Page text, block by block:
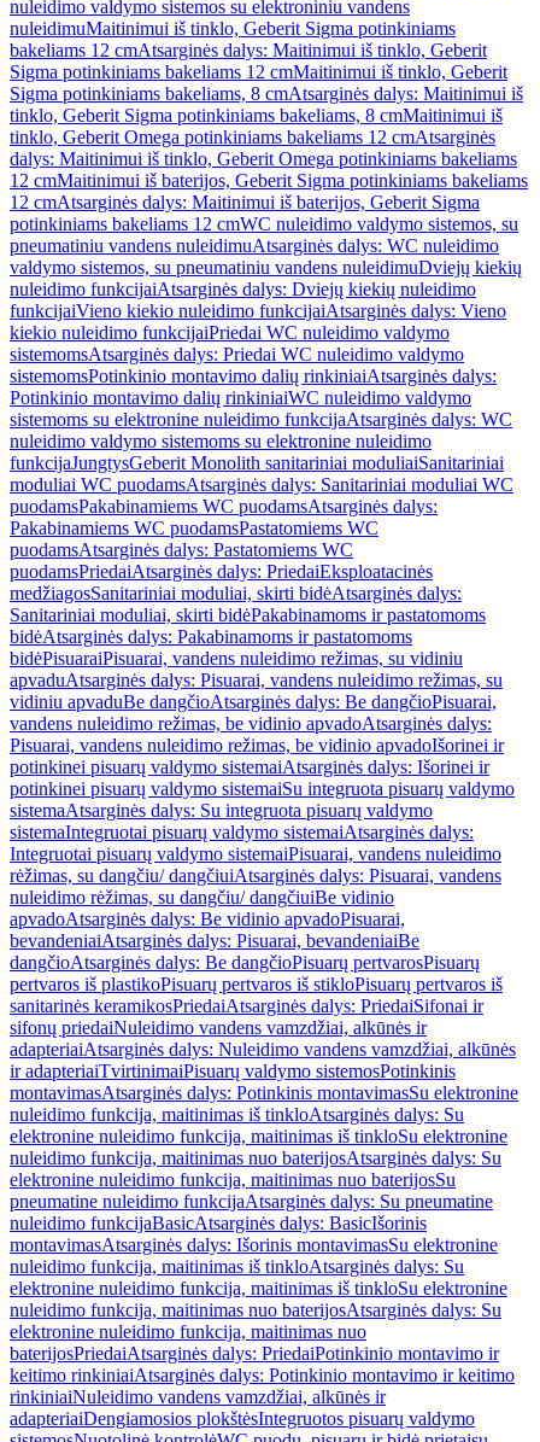
nuleidimo valdymo sistemos su elektroniniu vandens
nuleidimuMaitinimui iš tinklo, Geberit Sigma potinkiniams
bakeliams 12 cmAtsarginės dalys: Maitinimui iš tinklo, Geberit
Sigma potinkiniams bakeliams 12 cmMaitinimui iš tinklo, Geberit
Sigma potinkiniams bakeliams, 8 cmAtsarginės dalys: Maitinimui iš
tinklo, Geberit Sigma potinkiniams bakeliams, 8 cmMaitinimui iš
tinklo, Geberit Omega potinkiniams bakeliams 12 cmAtsarginės
dalys: Maitinimui iš tinklo, Geberit Omega potinkiniams bakeliams
12 cmMaitinimui iš baterijos, Geberit Sigma potinkiniams bakeliams
12 cmAtsarginės dalys: Maitinimui iš baterijos, Geberit Sigma
potinkiniams bakeliams 12 cmWC nuleidimo valdymo sistemos, su
pneumatiniu vandens nuleidimuAtsarginės dalys: WC nuleidimo
valdymo sistemos, su pneumatiniu vandens nuleidimuDviejų kiekių
nuleidimo funkcijaiAtsarginės dalys: Dviejų kiekių nuleidimo
funkcijaiVieno kiekio nuleidimo funkcijaiAtsarginės dalys: Vieno
kiekio nuleidimo funkcijaiPriedai WC nuleidimo valdymo
sistemomsAtsarginės dalys: Priedai WC nuleidimo valdymo
sistemomsPotinkinio montavimo dalių rinkiniaiAtsarginės dalys:
Potinkinio montavimo dalių rinkiniaiWC nuleidimo valdymo
sistemoms su elektronine nuleidimo funkcijaAtsarginės dalys: WC
nuleidimo valdymo sistemoms su elektronine nuleidimo
funkcijaJungtysGeberit Monolith sanitariniai moduliaiSanitariniai
moduliai WC puodamsAtsarginės dalys: Sanitariniai moduliai WC
puodamsPakabinamiems WC puodamsAtsarginės dalys:
Pakabinamiems WC puodamsPastatomiems WC
puodamsAtsarginės dalys: Pastatomiems WC
puodamsPriedaiAtsarginės dalys: PriedaiEksploatacinės
medžiagosSanitariniai moduliai, skirti bidėAtsarginės dalys:
Sanitariniai moduliai, skirti bidėPakabinamoms ir pastatomoms
bidėAtsarginės dalys: Pakabinamoms ir pastatomoms
bidėPisuaraiPisuarai, vandens nuleidimo režimas, su vidiniu
apvaduAtsarginės dalys: Pisuarai, vandens nuleidimo režimas, su
vidiniu apvaduBe dangčioAtsarginės dalys: Be dangčioPisuarai,
vandens nuleidimo režimas, be vidinio apvadoAtsarginės dalys:
Pisuarai, vandens nuleidimo režimas, be vidinio apvadoIšorinei ir
potinkinei pisuarų valdymo sistemaiAtsarginės dalys: Išorinei ir
potinkinei pisuarų valdymo sistemaiSu integruota pisuarų valdymo
sistemaAtsarginės dalys: Su integruota pisuarų valdymo
sistemaIntegruotai pisuarų valdymo sistemaiAtsarginės dalys:
Integruotai pisuarų valdymo sistemaiPisuarai, vandens nuleidimo
rėžimas, su dangčiu/ dangčiuiAtsarginės dalys: Pisuarai, vandens
nuleidimo rėžimas, su dangčiu/ dangčiuiBe vidinio
apvadoAtsarginės dalys: Be vidinio apvadoPisuarai,
bevandeniaiAtsarginės dalys: Pisuarai, bevandeniaiBe
dangčioAtsarginės dalys: Be dangčioPisuarų pertvarosPisuarų
pertvaros iš plastikoPisuarų pertvaros iš stikloPisuarų pertvaros iš
sanitarinės keramikosPriedaiAtsarginės dalys: PriedaiSifonai ir
sifonų priedaiNuleidimo vandens vamzdžiai, alkūnės ir
adapteriaiAtsarginės dalys: Nuleidimo vandens vamzdžiai, alkūnės
ir adapteriaiTvirtinimaiPisuarų valdymo sistemosPotinkinis
montavimasAtsarginės dalys: Potinkinis montavimasSu elektronine
nuleidimo funkcija, maitinimas iš tinkloAtsarginės dalys: Su
elektronine nuleidimo funkcija, maitinimas iš tinkloSu elektronine
nuleidimo funkcija, maitinimas nuo baterijosAtsarginės dalys: Su
elektronine nuleidimo funkcija, maitinimas nuo baterijosSu
pneumatine nuleidimo funkcijaAtsarginės dalys: Su pneumatine
nuleidimo funkcijaBasicAtsarginės dalys: BasicIšorinis
montavimasAtsarginės dalys: Išorinis montavimasSu elektronine
nuleidimo funkcija, maitinimas iš tinkloAtsarginės dalys: Su
elektronine nuleidimo funkcija, maitinimas iš tinkloSu elektronine
nuleidimo funkcija, maitinimas nuo baterijosAtsarginės dalys: Su
elektronine nuleidimo funkcija, maitinimas nuo
baterijosPriedaiAtsarginės dalys: PriedaiPotinkinio montavimo ir
keitimo rinkiniaiAtsarginės dalys: Potinkinio montavimo ir keitimo
rinkiniaiNuleidimo vandens vamzdžiai, alkūnės ir
adapteriaiDengiamosios plokštėsIntegruotos pisuarų valdymo